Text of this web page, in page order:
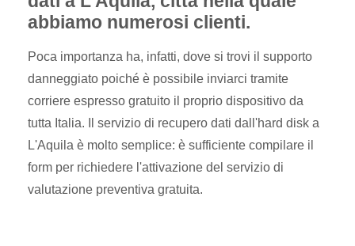
abbiamo numerosi clienti.
Poca importanza ha, infatti, dove si trovi il supporto
danneggiato poiché è possibile inviarci tramite
corriere espresso gratuito il proprio dispositivo da
tutta Italia. Il servizio di recupero dati dall'hard disk a
L'Aquila è molto semplice: è sufficiente compilare il
form per richiedere l'attivazione del servizio di
valutazione preventiva gratuita.